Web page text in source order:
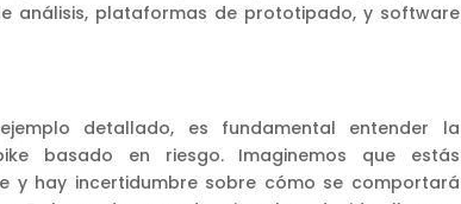
análisis, plataformas de prototipado, y software
detallado, es fundamental entender la
basado en riesgo. Imaginemos que estás
y hay incertidumbre sobre cómo se comportará